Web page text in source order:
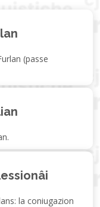
(passe
la coniugazion